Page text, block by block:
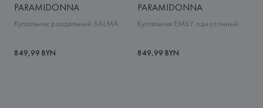
PARAMIDONNA
Купальник раздельный SALMA
849,99 BYN
PARAMIDONNA
Купальник EMILY однотонный
849,99 BYN